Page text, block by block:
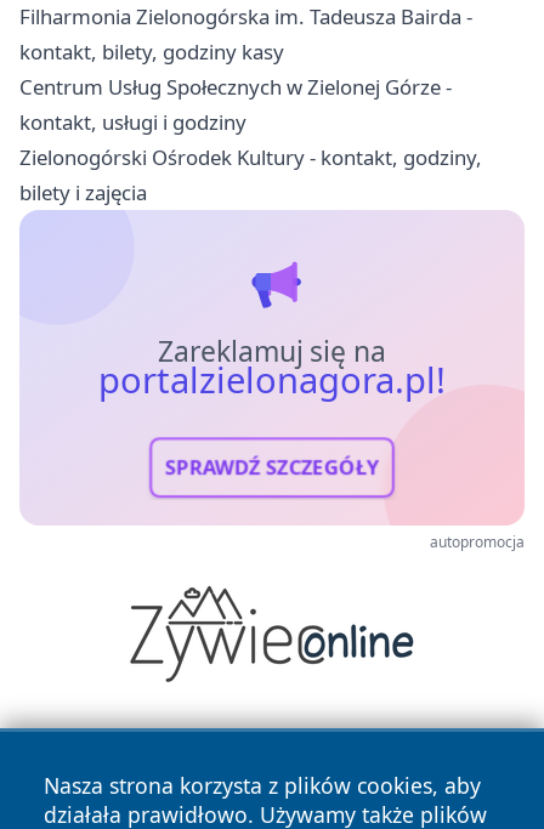
Filharmonia Zielonogórska im. Tadeusza Bairda -
kontakt, bilety, godziny kasy
Centrum Usług Społecznych w Zielonej Górze -
kontakt, usługi i godziny
Zielonogórski Ośrodek Kultury - kontakt, godziny,
bilety i zajęcia
Zareklamuj się na
portalzielonagora.pl!
SPRAWDŹ SZCZEGÓŁY
autopromocja
Nasza strona korzysta z plików cookies, aby
działała prawidłowo. Używamy także plików